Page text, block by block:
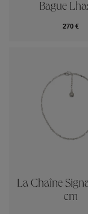
Bague
270 €
La Chaîne
cm